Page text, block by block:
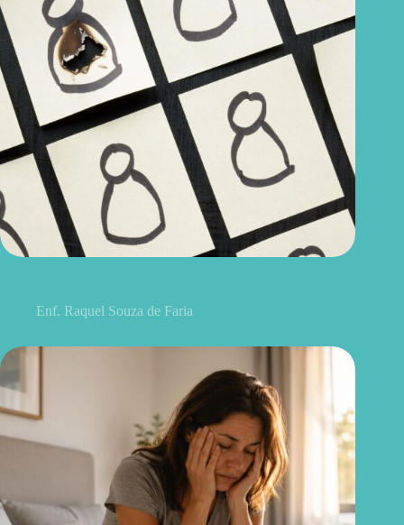
Enf. Raquel Souza de Faria